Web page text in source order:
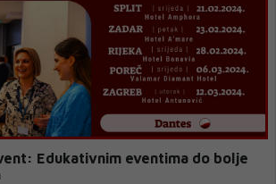
Edukativnim eventima do bolje